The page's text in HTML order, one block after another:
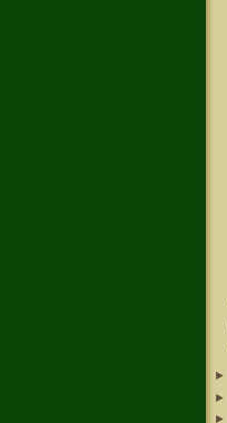
►
►
►